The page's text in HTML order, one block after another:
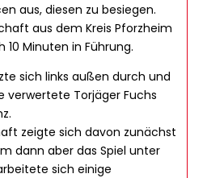
aus, diesen zu besiegen.
aus dem Kreis Pforzheim
10 Minuten in Führung.
sich links außen durch und
verwertete Torjäger Fuchs
zeigte sich davon zunächst
dann aber das Spiel unter
sich einige